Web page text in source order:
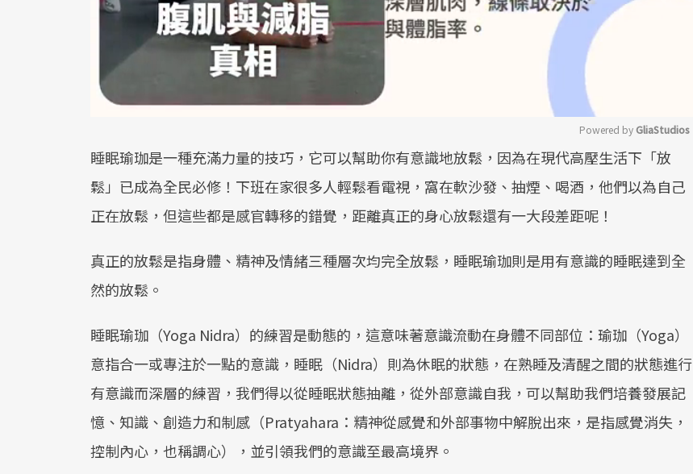
Mute
Powered by GliaStudios
睡眠瑜珈是一種充滿力量的技巧，它可以幫助你有意識地放鬆，因為在現代高壓生活下「放
鬆」已成為全民必修！下班在家很多人輕鬆看電視，窩在軟沙發、抽煙、喝酒，他們以為自己
正在放鬆，但這些都是感官轉移的錯覺，距離真正的身心放鬆還有一大段差距呢！
真正的放鬆是指身體、精神及情緒三種層次均完全放鬆，睡眠瑜珈則是用有意識的睡眠達到全
然的放鬆。
睡眠瑜珈（Yoga Nidra）的練習是動態的，這意味著意識流動在身體不同部位：瑜珈（Yoga）
意指合一或專注於一點的意識，睡眠（Nidra）則為休眠的狀態，在熟睡及清醒之間的狀態進行
有意識而深層的練習，我們得以從睡眠狀態抽離，從外部意識自我，可以幫助我們培養發展記
憶、知識、創造力和制感（Pratyahara：精神從感覺和外部事物中解脫出來，是指感覺消失，
控制內心，也稱調心），並引領我們的意識至最高境界。